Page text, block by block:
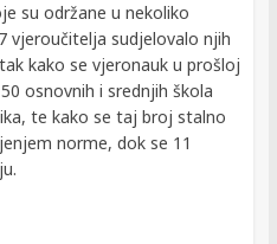
su održane u nekoliko
vjeroučitelja sudjelovalo njih
kako se vjeronauk u prošloj
osnovnih i srednjih škola
te kako se taj broj stalno
norme, dok se 11